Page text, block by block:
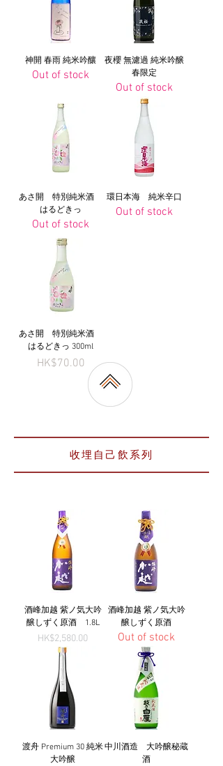
神開 春雨 純米吟釀
Out of stock
夜櫻 無濾過 純米吟醸
春限定
Out of stock
あさ開 特別純米酒
はるどきっ
Out of stock
環日本海 純米辛口
Out of stock
あさ開 特別純米酒
はるどきっ 300ml
Price
HK$70.00
收埋自己飲系列
酒峰加越 紫ノ気大吟
醸しずく原酒 1.8L
Price
HK$2,580.00
酒峰加越 紫ノ気大吟
醸しずく原酒
Out of stock
渡舟 Premium 30 純米
大吟醸
中川酒造 大吟醸秘蔵
酒